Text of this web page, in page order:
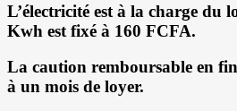
L’électricité est à la charge du
Kwh est fixé à 160 FCFA.
La caution remboursable en
à un mois de loyer.